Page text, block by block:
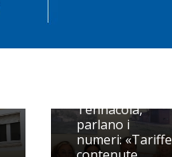
Tennacola,
parlano i
numeri: «Tariffe